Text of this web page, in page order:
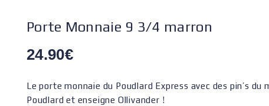
Porte Monnaie 9 3/4 marron
24.90€
Le porte monnaie du Poudlard Express avec des pin’s du
Poudlard et enseigne Ollivander !